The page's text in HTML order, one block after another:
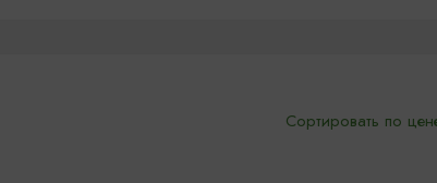
Сортировать по